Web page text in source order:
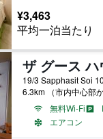
¥3,463
平均一泊当たり
ザ グース
19/3 Sapphasit Soi
6.3km （市内中心部か
無料Wi-Fi
エアコン